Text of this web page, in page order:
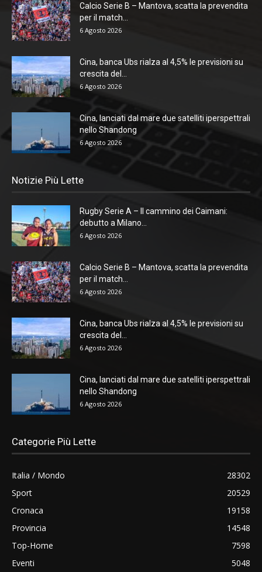
Calcio Serie B – Mantova, scatta la prevendita
per il match...
6 Agosto 2026
Cina, banca Ubs rialza al 4,5% le previsioni su
crescita del...
6 Agosto 2026
Cina, lanciati dal mare due satelliti iperspettrali
nello Shandong
6 Agosto 2026
Notizie Più Lette
Rugby Serie A – Il cammino dei Caimani:
debutto a Milano...
6 Agosto 2026
Calcio Serie B – Mantova, scatta la prevendita
per il match...
6 Agosto 2026
Cina, banca Ubs rialza al 4,5% le previsioni su
crescita del...
6 Agosto 2026
Cina, lanciati dal mare due satelliti iperspettrali
nello Shandong
6 Agosto 2026
Categorie Più Lette
Italia / Mondo
28302
Sport
20529
Cronaca
19158
Provincia
14548
Top-Home
7598
Eventi
5048